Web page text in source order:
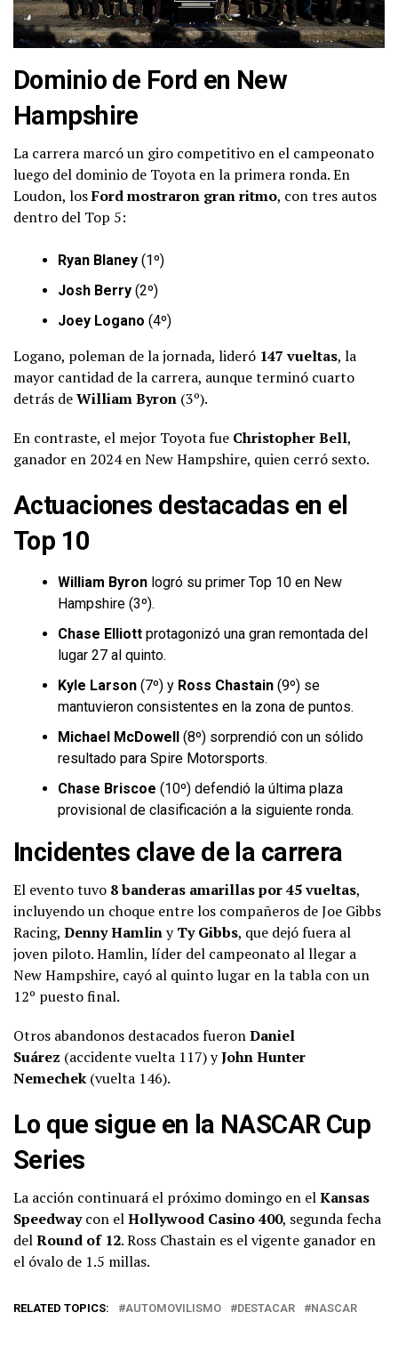
Dominio de Ford en New
Hampshire
La carrera marcó un giro competitivo en el campeonato
luego del dominio de Toyota en la primera ronda. En
Loudon, losFord mostraron gran ritmo, con tres autos
dentro del Top 5:
Ryan Blaney (1º)
Josh Berry (2º)
Joey Logano (4º)
Logano, poleman de la jornada, lideró 147 vueltas, la
mayor cantidad de la carrera, aunque terminó cuarto
detrás deWilliam Byron (3º).
En contraste, el mejor Toyota fue Christopher Bell,
ganador en 2024 en New Hampshire, quien cerró sexto.
Actuaciones destacadas en el
Top 10
William Byron logró su primer Top 10 en New
Hampshire (3º).
Chase Elliott protagonizó una gran remontada del
lugar 27 al quinto.
Kyle Larson (7º) y Ross Chastain (9º) se
mantuvieron consistentes en la zona de puntos.
Michael McDowell (8º) sorprendió con un sólido
resultado para Spire Motorsports.
Chase Briscoe (10º) defendió la última plaza
provisional de clasificación a la siguiente ronda.
Incidentes clave de la carrera
El evento tuvo 8 banderas amarillas por 45 vueltas,
incluyendo un choque entre los compañeros de Joe Gibbs
Racing, Denny HamlinyTy Gibbs, que dejó fuera al
joven piloto. Hamlin, líder del campeonato al llegar a
New Hampshire, cayó al quinto lugar en la tabla con un
12º puesto final.
Otros abandonos destacados fueronDaniel
Suárez (accidente vuelta 117) yJohn Hunter
Nemechek (vuelta 146).
Lo que sigue en la NASCAR Cup
Series
La acción continuará el próximo domingo en elKansas
Speedwaycon elHollywood Casino 400, segunda fecha
delRound of 12. Ross Chastain es el vigente ganador en
el óvalo de 1.5 millas.
RELATED TOPICS: AUTOMOVILISMO DESTACAR NASCAR